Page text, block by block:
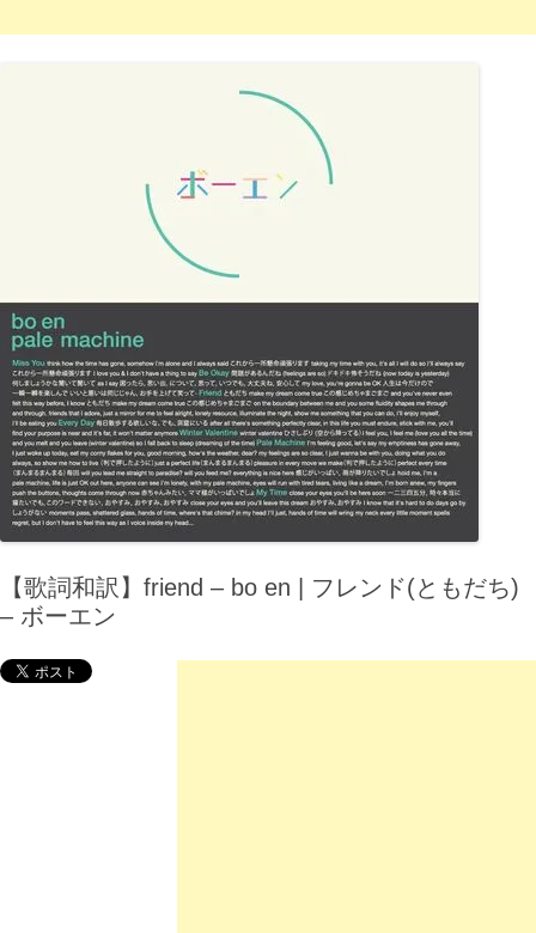
【歌詞和訳】friend – bo en | フレンド(ともだち)
– ボーエン